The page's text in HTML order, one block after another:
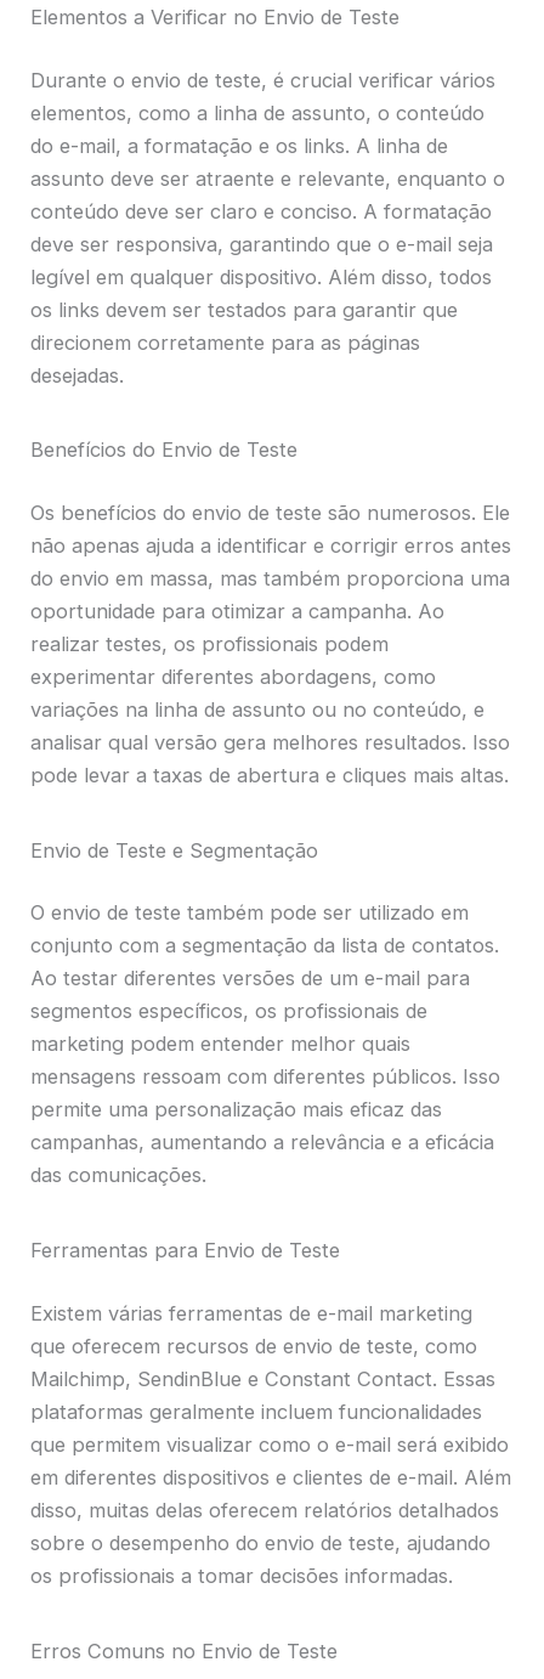
Elementos a Verificar no Envio de Teste
Durante o envio de teste, é crucial verificar vários
elementos, como a linha de assunto, o conteúdo
do e-mail, a formatação e os links. A linha de
assunto deve ser atraente e relevante, enquanto o
conteúdo deve ser claro e conciso. A formatação
deve ser responsiva, garantindo que o e-mail seja
legível em qualquer dispositivo. Além disso, todos
os links devem ser testados para garantir que
direcionem corretamente para as páginas
desejadas.
Benefícios do Envio de Teste
Os benefícios do envio de teste são numerosos. Ele
não apenas ajuda a identificar e corrigir erros antes
do envio em massa, mas também proporciona uma
oportunidade para otimizar a campanha. Ao
realizar testes, os profissionais podem
experimentar diferentes abordagens, como
variações na linha de assunto ou no conteúdo, e
analisar qual versão gera melhores resultados. Isso
pode levar a taxas de abertura e cliques mais altas.
Envio de Teste e Segmentação
O envio de teste também pode ser utilizado em
conjunto com a segmentação da lista de contatos.
Ao testar diferentes versões de um e-mail para
segmentos específicos, os profissionais de
marketing podem entender melhor quais
mensagens ressoam com diferentes públicos. Isso
permite uma personalização mais eficaz das
campanhas, aumentando a relevância e a eficácia
das comunicações.
Ferramentas para Envio de Teste
Existem várias ferramentas de e-mail marketing
que oferecem recursos de envio de teste, como
Mailchimp, SendinBlue e Constant Contact. Essas
plataformas geralmente incluem funcionalidades
que permitem visualizar como o e-mail será exibido
em diferentes dispositivos e clientes de e-mail. Além
disso, muitas delas oferecem relatórios detalhados
sobre o desempenho do envio de teste, ajudando
os profissionais a tomar decisões informadas.
Erros Comuns no Envio de Teste